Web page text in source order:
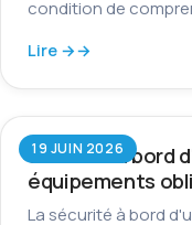
condition de
Lire →
19 JUIN 2026
Sécurité à bord
équipements
La sécurité à bord